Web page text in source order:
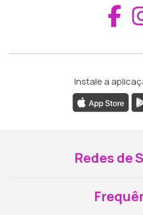
Instale a
Redes de